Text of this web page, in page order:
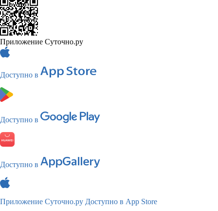
Приложение Суточно.ру
Доступно в
Доступно в
Доступно в
Приложение Суточно.ру Доступно в App Store